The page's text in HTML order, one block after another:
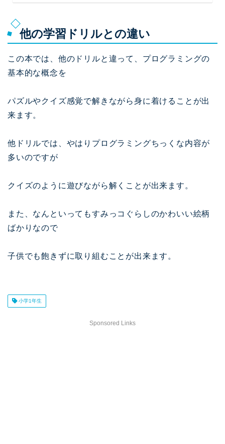
他の学習ドリルとの違い
この本では、他のドリルと違って、プログラミングの
基本的な概念を
パズルやクイズ感覚で解きながら身に着けることが出
来ます。
他ドリルでは、やはりプログラミングちっくな内容が
多いのですが
クイズのように遊びながら解くことが出来ます。
また、なんといってもすみっコぐらしのかわいい絵柄
ばかりなので
子供でも飽きずに取り組むことが出来ます。
小学1年生
Sponsored Links